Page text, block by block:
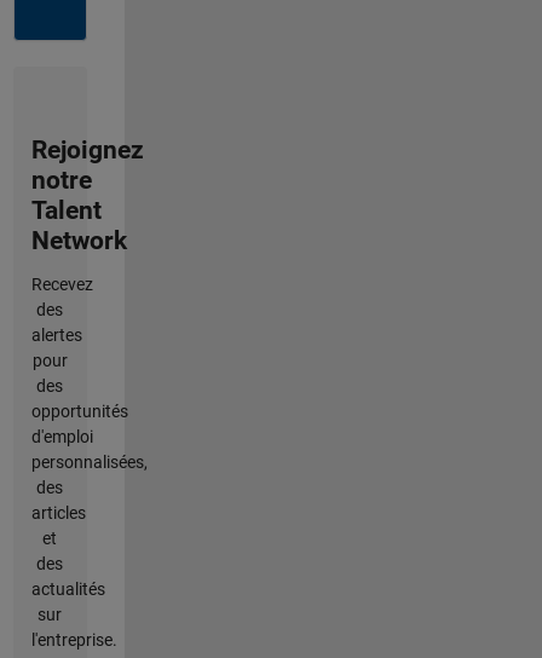
Rejoignez
notre
Talent
Network
Recevez
des
alertes
pour
des
opportunités
d'emploi
personnalisées,
des
articles
et
des
actualités
sur
l'entreprise.